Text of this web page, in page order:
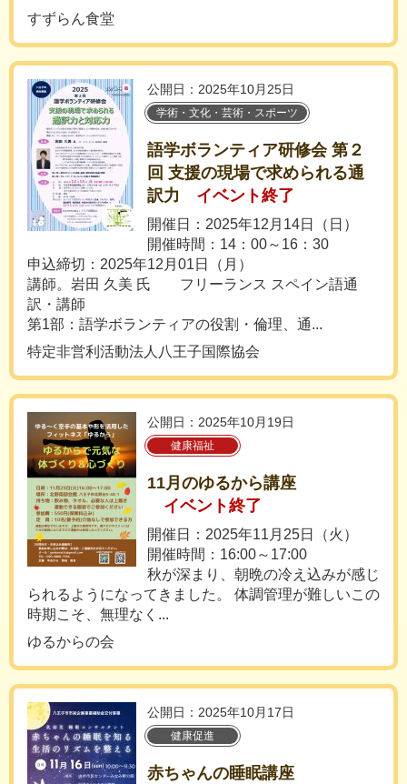
すずらん食堂
公開日：2025年10月25日
学術・文化・芸術・スポーツ
語学ボランティア研修会 第２
回 支援の現場で求められる通
訳力
イベント終了
開催日：2025年12月14日（日）
開催時間：14：00～16：30
申込締切：2025年12月01日（月）
講師。岩田 久美 氏 フリーランス スペイン語通
訳・講師
第1部：語学ボランティアの役割・倫理、通...
特定非営利活動法人八王子国際協会
公開日：2025年10月19日
健康福祉
11月のゆるから講座
イベント終了
開催日：2025年11月25日（火）
開催時間：16:00～17:00
秋が深まり、朝晩の冷え込みが感じ
られるようになってきました。 体調管理が難しいこの
時期こそ、無理なく...
ゆるからの会
公開日：2025年10月17日
健康促進
赤ちゃんの睡眠講座